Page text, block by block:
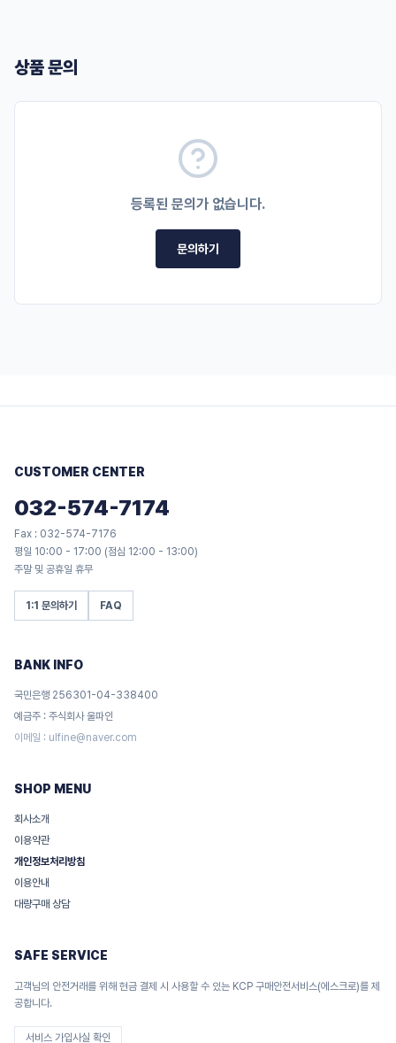
상품 문의
등록된 문의가 없습니다.
문의하기
CUSTOMER CENTER
032-574-7174
Fax : 032-574-7176
평일 10:00 - 17:00 (점심 12:00 - 13:00)
주말 및 공휴일 휴무
1:1 문의하기 FAQ
BANK INFO
국민은행 256301-04-338400
예금주 : 주식회사 울파인
이메일 : ulfine@naver.com
SHOP MENU
회사소개
이용약관
개인정보처리방침
이용안내
대량구매 상담
SAFE SERVICE
고객님의 안전거래를 위해 현금 결제 시 사용할 수 있는 KCP 구매안전서비스(에스크로)를 제
공합니다.
서비스 가입사실 확인